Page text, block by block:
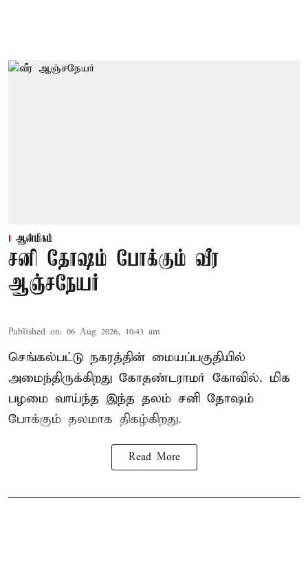
ஆன்மிகம்
சனி தோஷம் போக்கும் வீர
ஆஞ்சநேயர்
Published on: 06 Aug 2026, 10:43 am
செங்கல்பட்டு நகரத்தின் மையப்பகுதியில்
அமைந்திருக்கிறது கோதண்டராமர் கோவில். மிக
பழமை வாய்ந்த இந்த தலம் சனி தோஷம்
போக்கும் தலமாக திகழ்கிறது.
Read More